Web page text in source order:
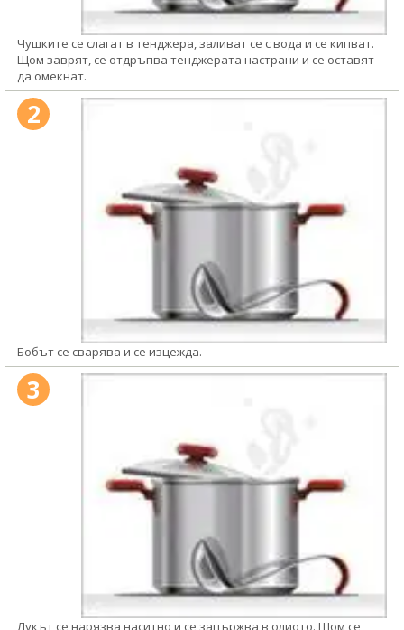
Чушките се слагат в тенджера, заливат се с вода и се кипват.
Щом заврят, се отдръпва тенджерата настрани и се оставят
да омекнат.
2
Бобът се сварява и се изцежда.
3
Лукът се нарязва наситно и се запържва в олиото. Щом се